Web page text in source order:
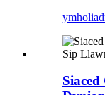
ymholiad